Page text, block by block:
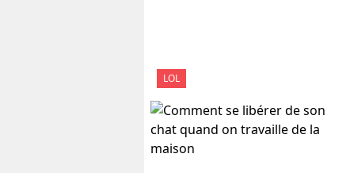
LOL